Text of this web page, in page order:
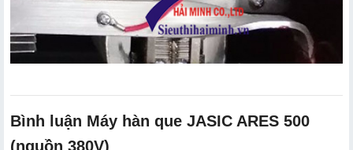
Bình luận Máy hàn que JASIC ARES 500
(nguồn 380V)